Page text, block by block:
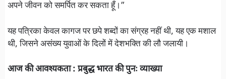
अपने जीवन को समर्पित कर सकता हूँ।”
यह पत्रिका केवल कागज पर छपे शब्दों का संग्रह नहीं थी, यह एक मशाल
थी, जिसने असंख्य युवाओं के दिलों में देशभक्ति की लौ जलायी।
आज की आवश्यकता : प्रबुद्ध भारत की पुनः व्याख्या